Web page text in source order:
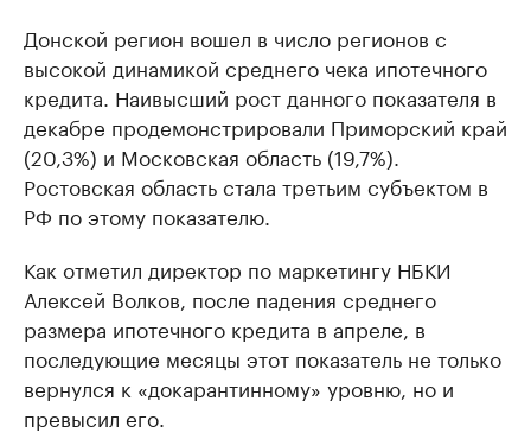
Донской регион вошел в число регионов с
высокой динамикой среднего чека ипотечного
кредита. Наивысший рост данного показателя в
декабре продемонстрировали Приморский край
(20,3%) и Московская область (19,7%).
Ростовская область стала третьим субъектом в
РФ по этому показателю.
Как отметил директор по маркетингу НБКИ
Алексей Волков, после падения среднего
размера ипотечного кредита в апреле, в
последующие месяцы этот показатель не только
вернулся к «докарантинному» уровню, но и
превысил его.